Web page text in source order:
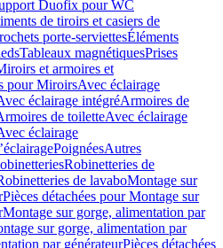
Duofix pour WC
de tiroirs et casiers de
porte-serviettesÉléments
Tableaux magnétiquesPrises
et armoires et
pour MiroirsAvec éclairage
éclairage intégréArmoires de
de toiletteAvec éclairage
éclairage
PoignéesAutres
Robinetteries de
de lavaboMontage sur
Pièces détachées pour Montage sur
Montage sur gorge, alimentation par
sur gorge, alimentation par
par générateurPièces détachées